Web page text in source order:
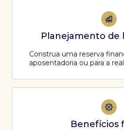
Planejamento de
Construa uma reserva
aposentadoria ou para a
Benefícios